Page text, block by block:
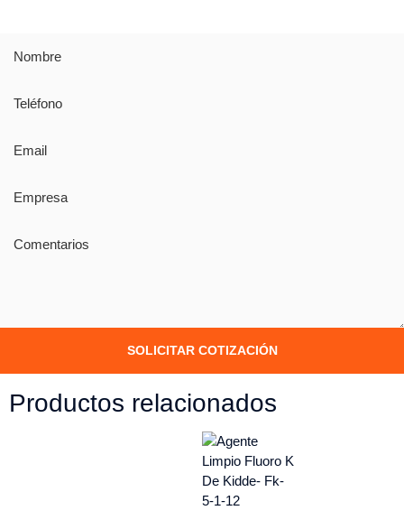
SOLICITAR COTIZACIÓN
Productos relacionados